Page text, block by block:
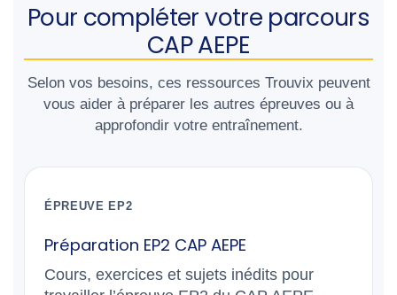
Pour compléter votre parcours
CAP AEPE
Selon vos besoins, ces ressources Trouvix peuvent
vous aider à préparer les autres épreuves ou à
approfondir votre entraînement.
ÉPREUVE EP2
Préparation EP2 CAP AEPE
Cours, exercices et sujets inédits pour